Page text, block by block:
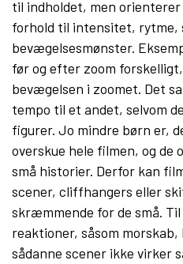
til indholdet, men orienterer
forhold til intensitet, rytme,
bevægelsesmønster.
før og efter zoom
bevægelsen i zoomet. Det
tempo til et andet, selvom
figurer. Jo mindre børn er,
overskue hele filmen, og de
små historier. Derfor kan
scener, cliffhangers eller
skræmmende for de små.
reaktioner, såsom
sådanne scener ikke virker